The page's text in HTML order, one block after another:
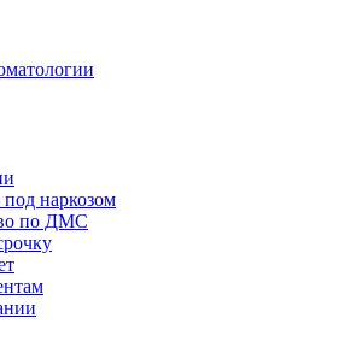
наркозом
по ДМС